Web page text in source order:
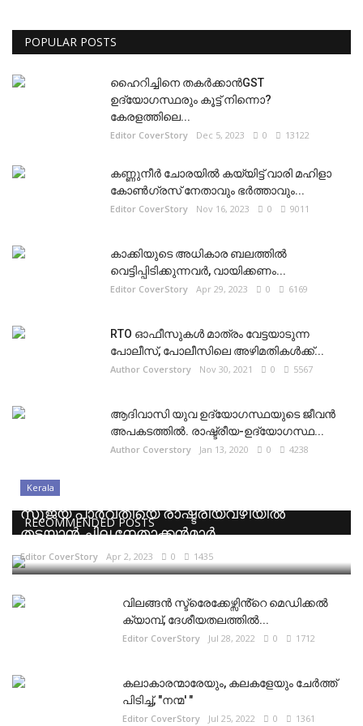
POPULAR POSTS
ഹൈറിച്ചിനെ തകർക്കാൻGST
ഉദ്യോഗസ്ഥരും കൂട്ട് നിന്നൊ?
കേരളത്തിലെ...
Editor CoverStory Dec 5, 2023 0 13122
കണ്ണുനീർ ചോരയിൽ കയ്യിട്ട് വാരി മഹിളാ
കോൺഗ്രസ് നേതാവും ഭർത്താവും...
Editor CoverStory Nov 16, 2023 0 9011
കാക്കിയുടെ അധികാര ബലത്തിൽ
വെട്ടിപ്പിടിക്കുന്നവർ, വായിക്കണം...
Editor CoverStory Apr 29, 2023 0 6169
RTO ഓഫീസുകൾ മാത്രം വേട്ടയാടുന്ന
പോലീസ്, പോലീസിലെ അഴിമതികൾക്ക്...
Author Coverstory Nov 30, 2021 0 5567
ആദിവാസി യുവ ഉദ്യോഗസ്ഥയുടെ ജീവൻ
അപകടത്തിൽ. രാഷ്ട്രീയ-ഉദ്യോഗസ്ഥ...
Author Coverstory Jan 13, 2020 0 4238
RECOMMENDED POSTS
Kerala
സുജയ പാർവതിയെ രാഷ്ട്രീയവഴിയിൽ
തടയാൻ ചില നേതാക്കൻമാർ
Editor CoverStory Apr 2, 2023 0 1435
വിലങ്ങൻ സ്ട്രെേക്കേഴ്സിൻ്റെ മെഡിക്കൽ
ക്യാമ്പ്, ദേശീയതലത്തിൽ...
Editor CoverStory Jul 28, 2022 0 1712
കലാകാരന്മാരേയും, കലകളേയും ചേർത്ത്
പിടിച്ച്, "നന്മ' "
Editor CoverStory Jul 25, 2022 0 1361